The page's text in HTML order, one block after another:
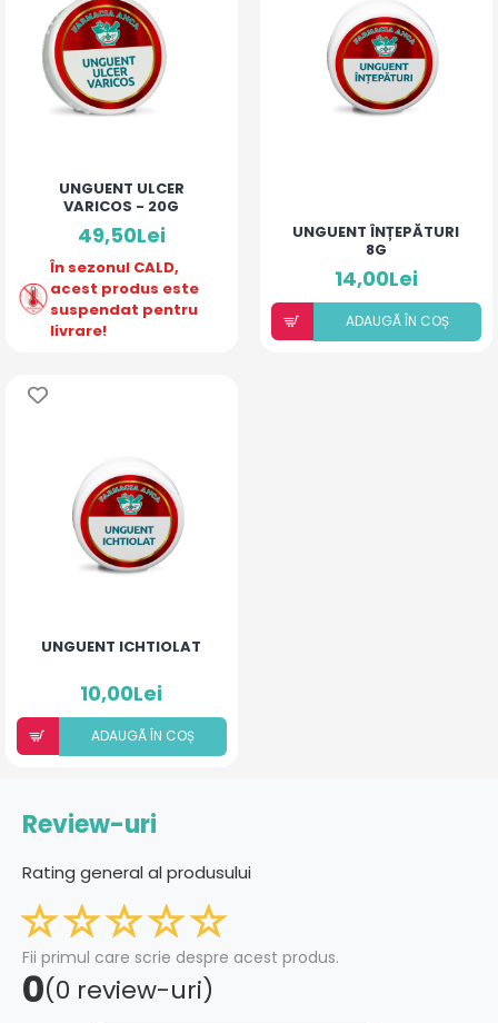
UNGUENT ULCER
VARICOS - 20G
49,50Lei
În sezonul CALD,
acest produs este
suspendat pentru
livrare!
UNGUENT ÎNȚEPĂTURI
8G
14,00Lei
ADAUGÃ ÎN COȘ
UNGUENT ICHTIOLAT
10,00Lei
ADAUGÃ ÎN COȘ
Review-uri
Rating general al produsului
Fii primul care scrie despre acest produs.
0(0 review-uri)